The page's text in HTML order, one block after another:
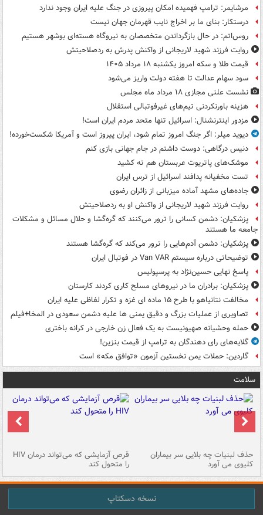
مرشایمر: ترامپ فهمیده امکان پیروزی در جنگ علیه ایران وجود ندارد
درستکار: بنای ما بر اخراج نایب قهرمان جهان نیست
روس‌اتم: در حال بازگرداندن متخصصان به نیروگاه هسته‌ای بوشهر هستیم
روایت فرزند شهید لاریجانی از واکنش پدرش به ردصلاحیتش
قیمت طلا و سکه امروز یکشنبه ۱۸ مرداد ۱۴۰۵
سود سهام عدالت تا هفته دولت واریز می‌شود
نشست علنی مجازی ۱۸ مرداد ماه مجلس
هزینه باورنکردنی تیم‌های غیرفوتبالی استقلال
مزدور اینترنشنال: اسرائیل تنها متحد مردم ایران است!
دیوید میلر: اگر جنگ امروز تمام شود، ایران پیروز است و آمریکا شکست‌خورده!
دنیس درگاهی: دوست داشتم در جام جهانی بازی کنم
موشک‌های پاتریوت عربستان هم ته‌ کشید
تست مخفیانه پدافند اسرائیل از ترس ایران
جاده‌های مشهد آماده میزبانی از زائران رضوی
روایت فرزند شهید لاریجانی از واکنش او به ردصلاحیتش
پزشکیان: دشمن کسانی را ترور می‌کنند که گره‌گشا و حلال مسائل و مشکلات
جامعه ما هستند
پزشکیان: دشمن آدم‌هایی را ترور می‌کند که گره‌گشا هستند
توضیحاتی درباره سیستم Van VAR در فوتبال ایران
پاسخ نهایی حسین‌نژاد به پرسپولیس
پزشکیان: برادران ما در نیروهای مسلح کاری کردند کارستان
مخالفت نتانیاهو با طرح ۱۵ ماده ای غزه و تکرار لفاظی علیه ایران
تصاویری از عملیات بزرگ و دقیق یمنی ها علیه دشمن سعودی در المخا+فیلم
حمله وحشیانه صهیونیست به یک فعال زن خارجی در کرانه باختری
گلایه‌های رای دهندگان به ترامپ از قیمت بنزین!
گاردین: حملات یمن نخستین آزمون «توافق مکه» است
سلامت
حذف لبنیات چه بلایی سر بیماران
کلیوی می آورد
قرص آزمایشی که می‌تواند درمان HIV
را متحول کند
نسخه دسکتاپ